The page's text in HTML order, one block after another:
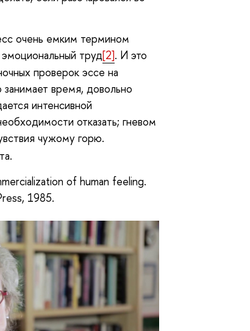
очень емким термином
труд[2]. И это
проверок эссе на
время, довольно
интенсивной
отказать; гневом
чужому горю.
of human feeling.
1985.